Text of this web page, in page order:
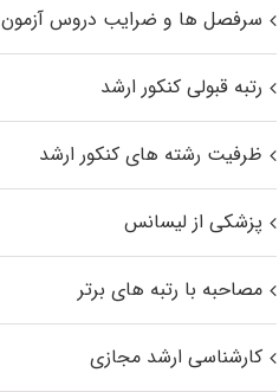
سرفصل ها و ضرایب دروس آزمون
رتبه قبولی کنکور ارشد
ظرفیت رشته های کنکور ارشد
پزشکی از لیسانس
مصاحبه با رتبه های برتر
کارشناسی ارشد مجازی